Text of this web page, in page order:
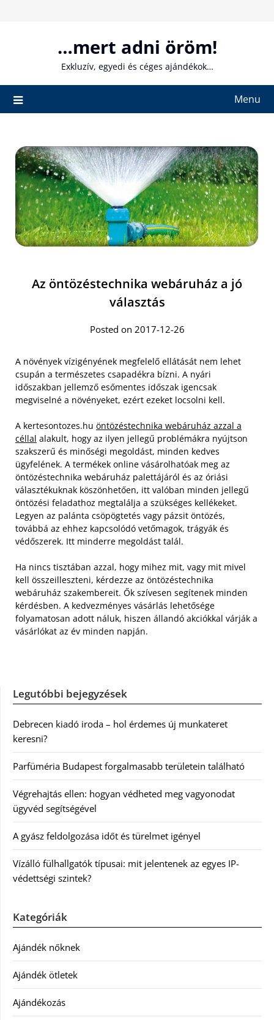
…mert adni öröm!
Exkluzív, egyedi és céges ajándékok…
Menu
Az öntözéstechnika webáruház a jó
választás
Posted on 2017-12-26
A növények vízigényének megfelelő ellátását nem lehet
csupán a természetes csapadékra bízni. A nyári
időszakban jellemző esőmentes időszak igencsak
megviselné a növényeket, ezért ezeket locsolni kell.
A kertesontozes.hu öntözéstechnika webáruház azzal a
céllal alakult, hogy az ilyen jellegű problémákra nyújtson
szakszerű és minőségi megoldást, minden kedves
ügyfelének. A termékek online vásárolhatóak meg az
öntözéstechnika webáruház palettájáról és az óriási
választékuknak köszönhetően, itt valóban minden jellegű
öntözési feladathoz megtalálja a szükséges kellékeket.
Legyen az palánta csöpögtetés vagy pázsit öntözés,
továbbá az ehhez kapcsolódó vetőmagok, trágyák és
védőszerek. Itt minderre megoldást talál.
Ha nincs tisztában azzal, hogy mihez mit, vagy mit mivel
kell összeilleszteni, kérdezze az öntözéstechnika
webáruház szakembereit. Ők szívesen segítenek minden
kérdésben. A kedvezményes vásárlás lehetősége
folyamatosan adott náluk, hiszen állandó akciókkal várják a
vásárlókat az év minden napján.
Legutóbbi bejegyzések
Debrecen kiadó iroda – hol érdemes új munkateret
keresni?
Parfüméria Budapest forgalmasabb területein található
Végrehajtás ellen: hogyan védheted meg vagyonodat
ügyvéd segítségével
A gyász feldolgozása időt és türelmet igényel
Vízálló fülhallgatók típusai: mit jelentenek az egyes IP-
védettségi szintek?
Kategóriák
Ajándék nőknek
Ajándék ötletek
Ajándékozás